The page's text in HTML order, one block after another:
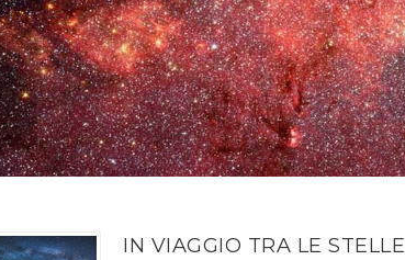
IN VIAGGIO TRA LE STELLE